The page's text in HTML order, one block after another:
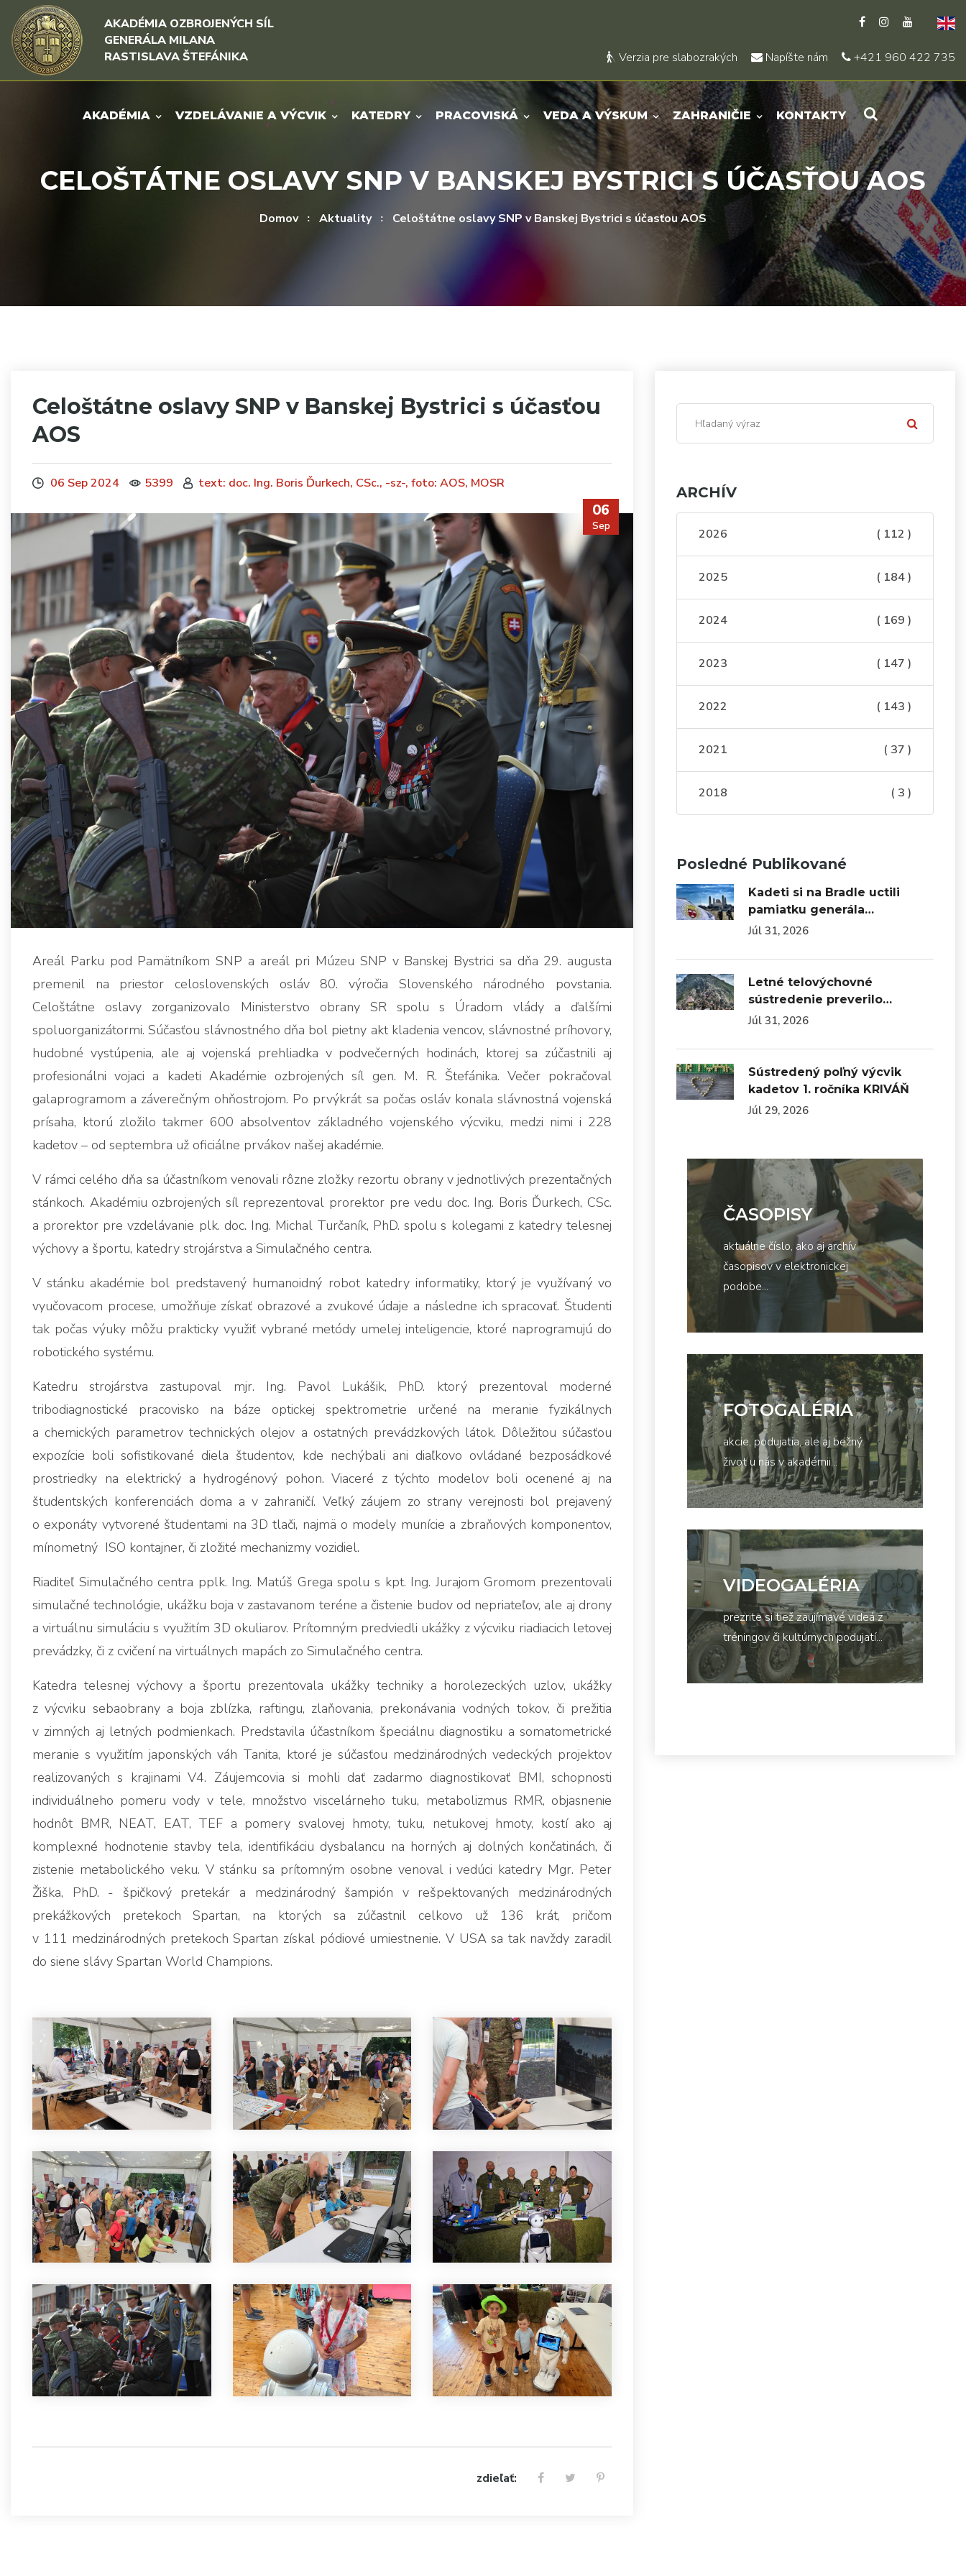
Rovno na obsah
Rovno na menu
AKADÉMIA OZBROJENÝCH SÍL
GENERÁLA MILANA
RASTISLAVA ŠTEFÁNIKA
Verzia pre slabozrakých Napíšte nám +421 960 422 735
AKADÉMIA VZDELÁVANIE A VÝCVIK KATEDRY PRACOVISKÁ VEDA A VÝSKUM ZAHRANIČIE KONTAKTY
CELOŠTÁTNE OSLAVY SNP V BANSKEJ BYSTRICI S ÚČASŤOU AOS
Domov Aktuality Celoštátne oslavy SNP v Banskej Bystrici s účasťou AOS
Celoštátne oslavy SNP v Banskej Bystrici s účasťou
AOS
06 Sep 2024 5399 text: doc. Ing. Boris Ďurkech, CSc., -sz-, foto: AOS, MOSR
06
Sep
Areál Parku pod Pamätníkom SNP a areál pri Múzeu SNP v Banskej Bystrici sa dňa 29. augusta
premenil na priestor celoslovenských osláv 80. výročia Slovenského národného povstania.
Celoštátne oslavy zorganizovalo Ministerstvo obrany SR spolu s Úradom vlády a ďalšími
spoluorganizátormi. Súčasťou slávnostného dňa bol pietny akt kladenia vencov, slávnostné príhovory,
hudobné vystúpenia, ale aj vojenská prehliadka v podvečerných hodinách, ktorej sa zúčastnili aj
profesionálni vojaci a kadeti Akadémie ozbrojených síl gen. M. R. Štefánika. Večer pokračoval
galaprogramom a záverečným ohňostrojom. Po prvýkrát sa počas osláv konala slávnostná vojenská
prísaha, ktorú zložilo takmer 600 absolventov základného vojenského výcviku, medzi nimi i 228
kadetov – od septembra už oficiálne prvákov našej akadémie.
V rámci celého dňa sa účastníkom venovali rôzne zložky rezortu obrany v jednotlivých prezentačných
stánkoch. Akadémiu ozbrojených síl reprezentoval prorektor pre vedu doc. Ing. Boris Ďurkech, CSc.
a prorektor pre vzdelávanie plk. doc. Ing. Michal Turčaník, PhD. spolu s kolegami z katedry telesnej
výchovy a športu, katedry strojárstva a Simulačného centra.
V stánku akadémie bol predstavený humanoidný robot katedry informatiky, ktorý je využívaný vo
vyučovacom procese, umožňuje získať obrazové a zvukové údaje a následne ich spracovať. Študenti
tak počas výuky môžu prakticky využiť vybrané metódy umelej inteligencie, ktoré naprogramujú do
robotického systému.
Katedru strojárstva zastupoval mjr. Ing. Pavol Lukášik, PhD. ktorý prezentoval moderné
tribodiagnostické pracovisko na báze optickej spektrometrie určené na meranie fyzikálnych
a chemických parametrov technických olejov a ostatných prevádzkových látok. Dôležitou súčasťou
expozície boli sofistikované diela študentov, kde nechýbali ani diaľkovo ovládané bezposádkové
prostriedky na elektrický a hydrogénový pohon. Viaceré z týchto modelov boli ocenené aj na
študentských konferenciách doma a v zahraničí. Veľký záujem zo strany verejnosti bol prejavený
o exponáty vytvorené študentami na 3D tlači, najmä o modely munície a zbraňových komponentov,
mínometný ISO kontajner, či zložité mechanizmy vozidiel.
Riaditeľ Simulačného centra pplk. Ing. Matúš Grega spolu s kpt. Ing. Jurajom Gromom prezentovali
simulačné technológie, ukážku boja v zastavanom teréne a čistenie budov od nepriateľov, ale aj drony
a virtuálnu simuláciu s využitím 3D okuliarov. Prítomným predviedli ukážky z výcviku riadiacich letovej
prevádzky, či z cvičení na virtuálnych mapách zo Simulačného centra.
Katedra telesnej výchovy a športu prezentovala ukážky techniky a horolezeckých uzlov, ukážky
z výcviku sebaobrany a boja zblízka, raftingu, zlaňovania, prekonávania vodných tokov, či prežitia
v zimných aj letných podmienkach. Predstavila účastníkom špeciálnu diagnostiku a somatometrické
meranie s využitím japonských váh Tanita, ktoré je súčasťou medzinárodných vedeckých projektov
realizovaných s krajinami V4. Záujemcovia si mohli dať zadarmo diagnostikovať BMI, schopnosti
individuálneho pomeru vody v tele, množstvo viscelárneho tuku, metabolizmus RMR, objasnenie
hodnôt BMR, NEAT, EAT, TEF a pomery svalovej hmoty, tuku, netukovej hmoty, kostí ako aj
komplexné hodnotenie stavby tela, identifikáciu dysbalancu na horných aj dolných končatinách, či
zistenie metabolického veku. V stánku sa prítomným osobne venoval i vedúci katedry Mgr. Peter
Žiška, PhD. - špičkový pretekár a medzinárodný šampión v rešpektovaných medzinárodných
prekážkových pretekoch Spartan, na ktorých sa zúčastnil celkovo už 136 krát, pričom
v 111 medzinárodných pretekoch Spartan získal pódiové umiestnenie. V USA sa tak navždy zaradil
do siene slávy Spartan World Champions.
zdieľať:
ARCHÍV
2026 ( 112 )
2025 ( 184 )
2024 ( 169 )
2023 ( 147 )
2022 ( 143 )
2021 ( 37 )
2018 ( 3 )
Posledné Publikované
Kadeti si na Bradle uctili
pamiatku generála…
Júl 31, 2026
Letné telovýchovné
sústredenie preverilo…
Júl 31, 2026
Sústredený poľný výcvik
kadetov 1. ročníka KRIVÁŇ
Júl 29, 2026
ČASOPISY
aktuálne číslo, ako aj archív
časopisov v elektronickej
podobe...
FOTOGALÉRIA
akcie, podujatia, ale aj bežný
život u nás v akadémii...
VIDEOGALÉRIA
prezrite si tiež zaujímavé videá z
tréningov či kultúrnych podujatí...